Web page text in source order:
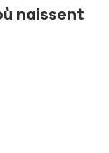
naissent